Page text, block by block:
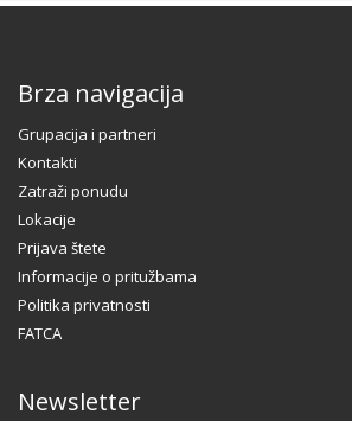
Brza navigacija
Grupacija i partneri
Kontakti
Zatraži ponudu
Lokacije
Prijava štete
Informacije o pritužbama
Politika privatnosti
FATCA
Newsletter